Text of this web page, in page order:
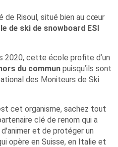
Risoul, situé bien au cœur
de ski de snowboard ESI
2020, cette école profite d’un
du commun puisqu’ils sont
des Moniteurs de Ski
cet organisme, sachez tout
clé de renom qui a
et de protéger un
opère en Suisse, en Italie et